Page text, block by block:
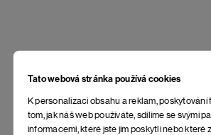
Tato webová stránka používá cookies
K personalizaci obsahu a reklam,
tom, jak náš web používáte, sdílíme se svými
informacemi, které jste jim poskytli nebo které